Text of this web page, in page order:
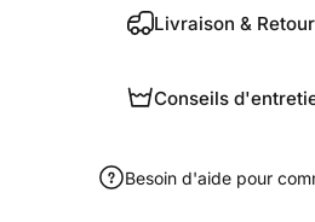
Livraison & Retour
Conseils
Besoin d'aide pour